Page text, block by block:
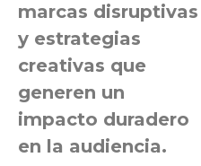
marcas disruptivas
y estrategias
creativas que
generen un
impacto duradero
en la audiencia.